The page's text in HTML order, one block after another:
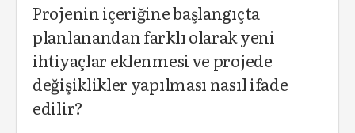
Projenin içeriğine başlangıçta
planlanandan farklı olarak yeni
ihtiyaçlar eklenmesi ve projede
değişiklikler yapılması nasıl ifade
edilir?